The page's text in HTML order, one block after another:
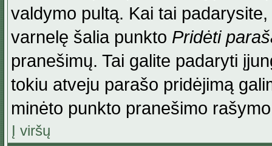
valdymo pultą. Kai tai
varnelę šalia punkto Pridėti
pranešimų. Tai galite padaryti
tokiu atveju parašo pridėjimą
minėto punkto pranešimo
Į viršų